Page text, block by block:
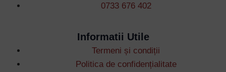
0733 676 402
Informatii Utile
Termeni și condiții
Politica de confidențialitate